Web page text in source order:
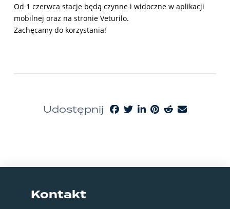
Od 1 czerwca stacje będą czynne i widoczne w aplikacji
mobilnej oraz na stronie Veturilo.
Zachęcamy do korzystania!
Udostępnij
Kontakt